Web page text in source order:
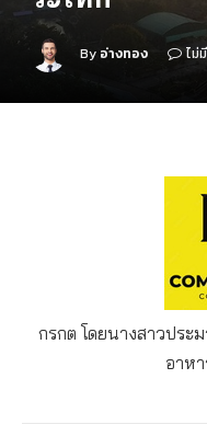
By อ่างทอง ไม่
กรกต โดยนางสาวประ
อาหา